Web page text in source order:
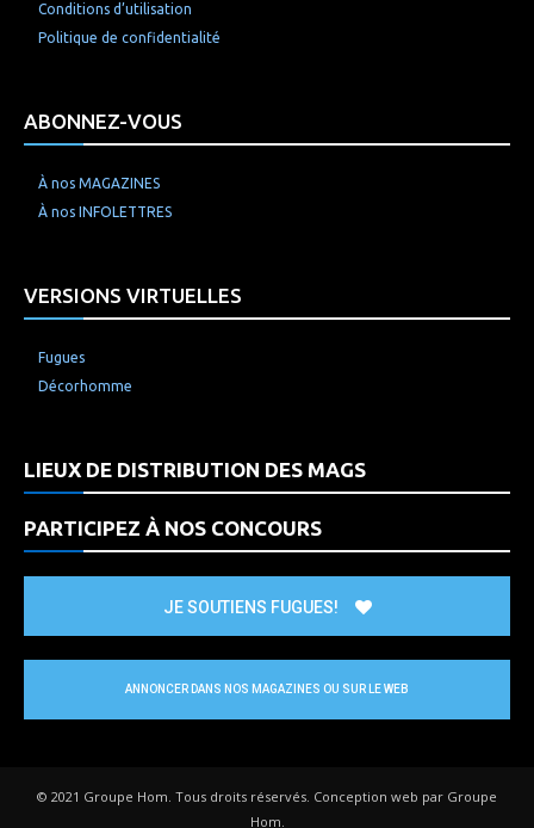
Conditions d’utilisation
Politique de confidentialité
ABONNEZ-VOUS
À nos MAGAZINES
À nos INFOLETTRES
VERSIONS VIRTUELLES
Fugues
Décorhomme
LIEUX DE DISTRIBUTION DES MAGS
PARTICIPEZ À NOS CONCOURS
JE SOUTIENS FUGUES!
ANNONCER DANS NOS MAGAZINES OU SUR LE WEB
© 2021 Groupe Hom. Tous droits réservés. Conception web par Groupe
Hom.